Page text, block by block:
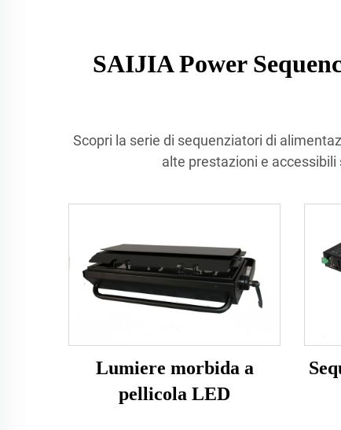
SAIJIA Power
Scopri la serie di sequenziatori di
alte prestazioni e
Lumiere morbida a
pellicola LED